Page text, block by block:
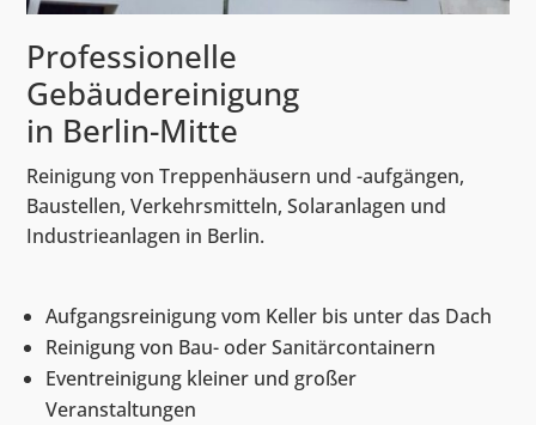
Professionelle
Gebäudereinigung
in Berlin-Mitte
Reinigung von Treppenhäusern und -aufgängen,
Baustellen, Verkehrsmitteln, Solaranlagen und
Industrieanlagen in Berlin.
Aufgangsreinigung vom Keller bis unter das Dach
Reinigung von Bau- oder Sanitärcontainern
Eventreinigung kleiner und großer
Veranstaltungen